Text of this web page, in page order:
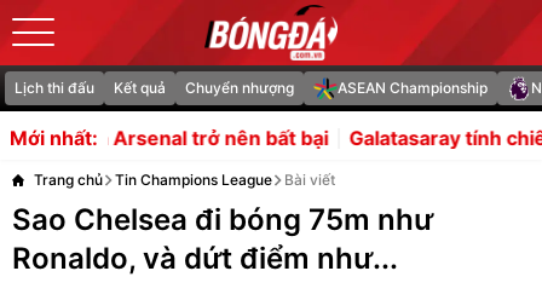
Lịch thi đấu Kết quả Chuyển nhượng ASEAN Championship
Mới nhất:
trở nên bất bại Galatasaray tính chiêu mộ Gabriel
Trang chủ Tin Champions League Bài viết
Sao Chelsea đi bóng 75m như
Ronaldo, và dứt điểm như...